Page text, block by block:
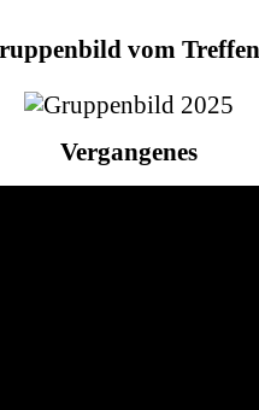
vom
Vergangenes